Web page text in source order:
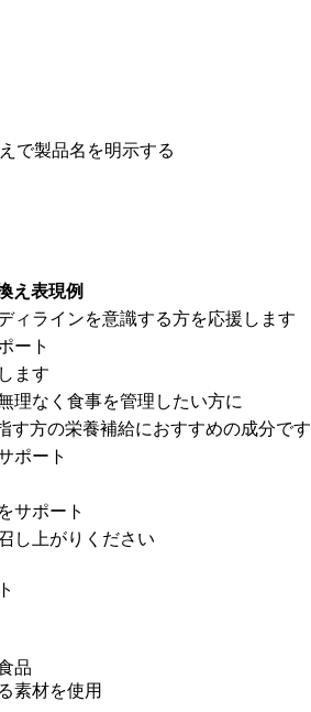
で製品名を明示する
え表現例
ィラインを意識する方を応援します
ート
ます
理なく食事を管理したい方に
す方の栄養補給におすすめの成分です
ポート
サポート
し上がりください
品
素材を使用